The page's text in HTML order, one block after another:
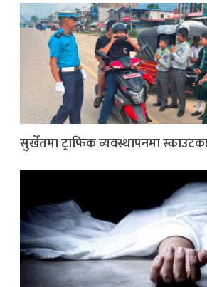
सुर्खेतमा ट्राफिक व्यवस्थापनमा